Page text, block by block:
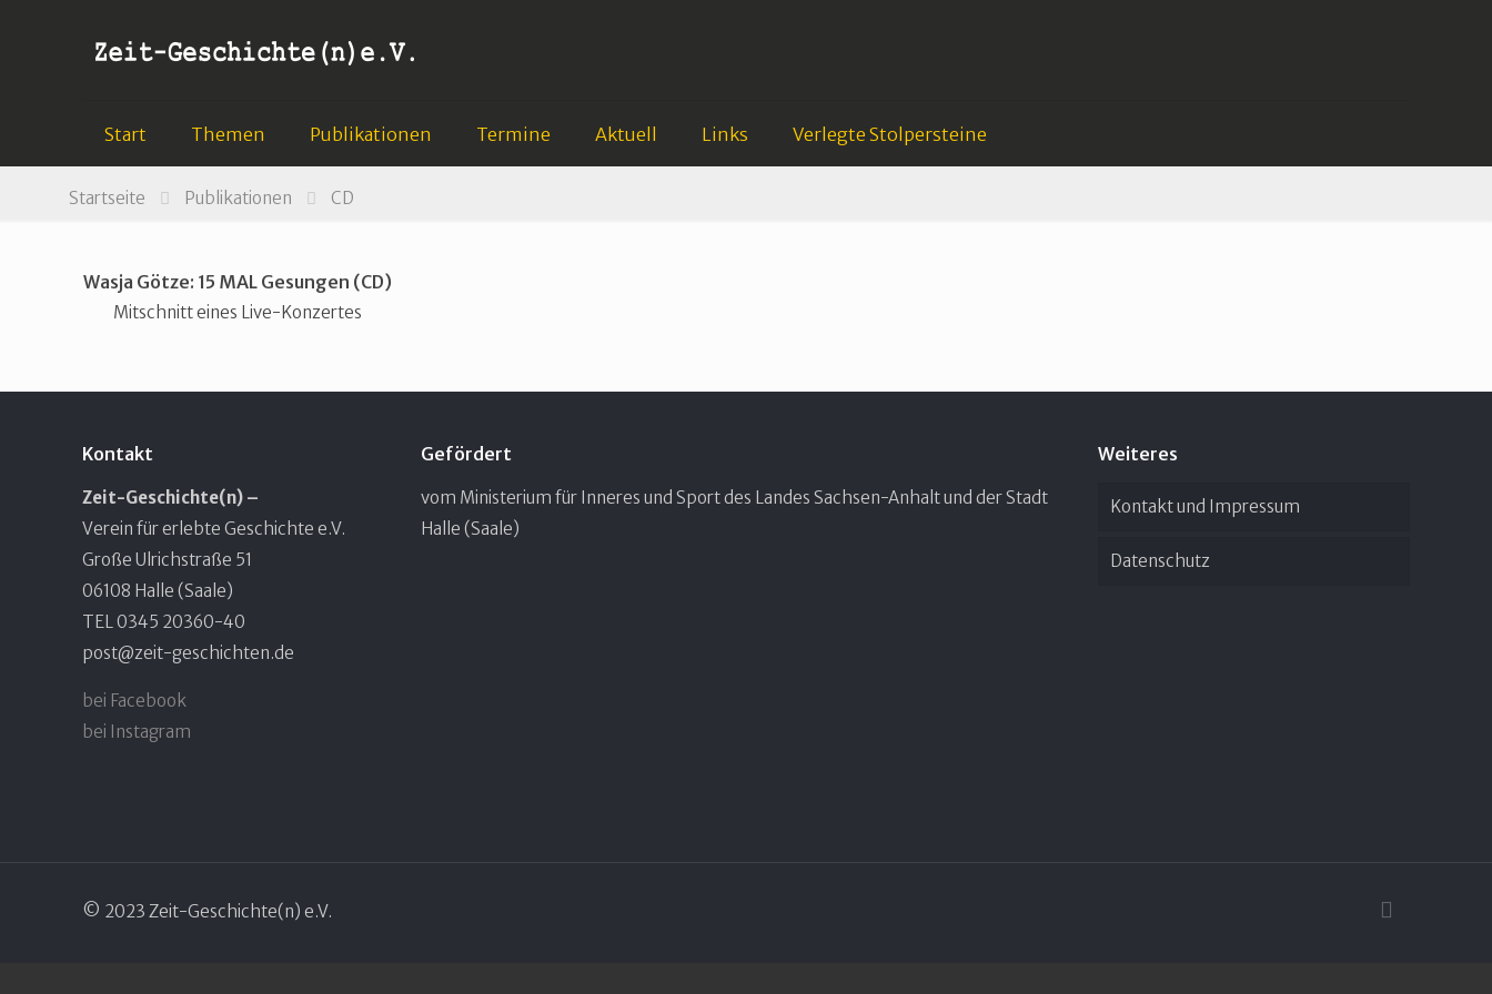
Start Themen Publikationen Termine Aktuell Links Verlegte Stolpersteine
Startseite Publikationen CD
Wasja Götze: 15 MAL Gesungen (CD)
Mitschnitt eines Live-Konzertes
Kontakt
Zeit-Geschichte(n) –
Verein für erlebte Geschichte e.V.
Große Ulrichstraße 51
06108 Halle (Saale)
TEL 0345 20360-40
post@zeit-geschichten.de
bei Facebook
bei Instagram
Gefördert
vom Ministerium für Inneres und Sport des Landes Sachsen-Anhalt und der Stadt
Halle (Saale)
Weiteres
Kontakt und Impressum
Datenschutz
© 2023 Zeit-Geschichte(n) e.V.